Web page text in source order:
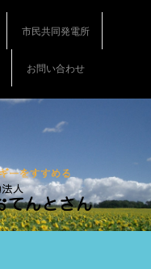
市民共同発電所
お問い合わせ